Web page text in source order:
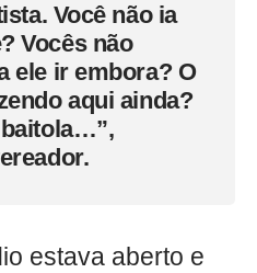
Você não ia
Vocês não
ele ir embora? O
aqui ainda?
estava aberto e